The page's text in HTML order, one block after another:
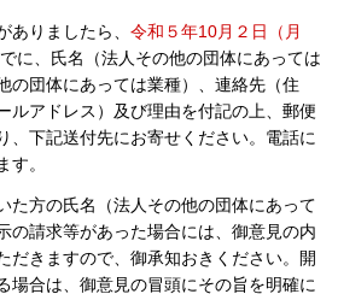
ありましたら、 令和５年10月２日（月
でに、氏名（法人その他の団体にあっては
の団体にあっては業種）、連絡先（住
ルアドレス）及び理由を付記の上、郵便
、下記送付先にお寄せください。電話に
す。
た方の氏名（法人その他の団体にあって
の請求等があった場合には、御意見の内
だきますので、御承知おきください。開
場合は、御意見の冒頭にその旨を明確に